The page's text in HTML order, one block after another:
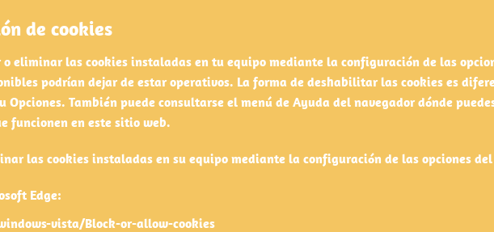
de cookies
eliminar las cookies instaladas en tu equipo mediante la configuración de las
podrían dejar de estar operativos. La forma de deshabilitar las cookies es
Opciones. También puede consultarse el menú de Ayuda del navegador dónde
funcionen en este sitio web.
las cookies instaladas en su equipo mediante la configuración de las opciones
Edge:
vista/Block-or-allow-cookies